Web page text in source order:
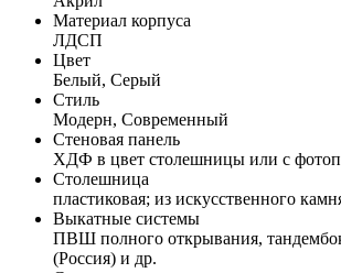
Материал корпуса
ЛДСП
Цвет
Белый, Серый
Стиль
Модерн, Современный
Стеновая панель
ХДФ в цвет столешницы или с
Столешница
пластиковая; из искусственного
Выкатные системы
ПВШ полного открывания,
(Россия) и др.